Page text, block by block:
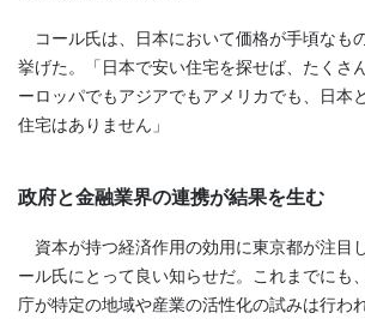
コール氏は、日本において価格が手頃なも
挙げた。「日本で安い住宅を探せば、たくさ
ーロッパでもアジアでもアメリカでも、日本
住宅はありません」
政府と金融業界の連携が結果を生む
資本が持つ経済作用の効用に東京都が注目
ール氏にとって良い知らせだ。これまでにも
庁が特定の地域や産業の活性化の試みは行わ